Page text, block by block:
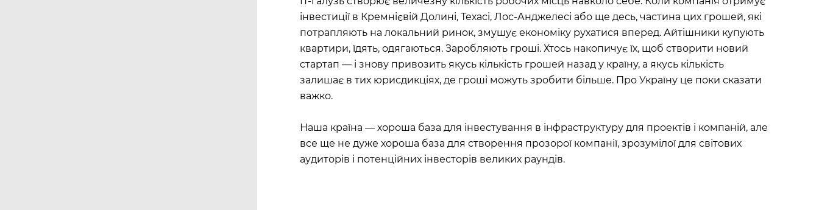
інвестиції в Кремнієвій Долині, Техасі, Лос-Анджелесі або ще десь, частина цих грошей, які
потрапляють на локальний ринок, змушує економіку рухатися вперед. Айтішники купують
квартири, їдять, одягаються. Заробляють гроші. Хтось накопичує їх, щоб створити новий
стартап — і знову привозить якусь кількість грошей назад у країну, а якусь кількість
залишає в тих юрисдикціях, де гроші можуть зробити більше. Про Україну це поки сказати
важко.
Наша країна — хороша база для інвестування в інфраструктуру для проектів і компаній, але
все ще не дуже хороша база для створення прозорої компанії, зрозумілої для світових
аудиторів і потенційних інвесторів великих раундів.